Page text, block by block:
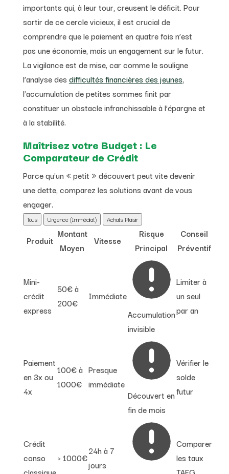
importants qui, à leur tour, creusent le déficit. Pour
sortir de ce cercle vicieux, il est crucial de
comprendre que le paiement en quatre fois n’est
pas une économie, mais un engagement sur le futur.
La vigilance est de mise, car comme le souligne
l’analyse des difficultés financières des jeunes,
l’accumulation de petites sommes finit par
constituer un obstacle infranchissable à l’épargne et
à la stabilité.
Maîtrisez votre Budget : Le
Comparateur de Crédit
Parce qu’un « petit » découvert peut vite devenir
une dette, comparez les solutions avant de vous
engager.
Tous Urgence (Immédiat) Achats Plaisir
Produit
Montant
Moyen
Vitesse
Risque
Principal
Conseil
Préventif
Mini-
crédit
express
50€ à
200€
Immédiate
Accumulation
invisible
Limiter à
un seul
par an
Paiement
en 3x ou
4x
100€ à
1000€
Presque
immédiate
Découvert en
fin de mois
Vérifier le
solde
futur
Crédit
conso
> 1000€
24h à 7
jours
Comparer
les taux